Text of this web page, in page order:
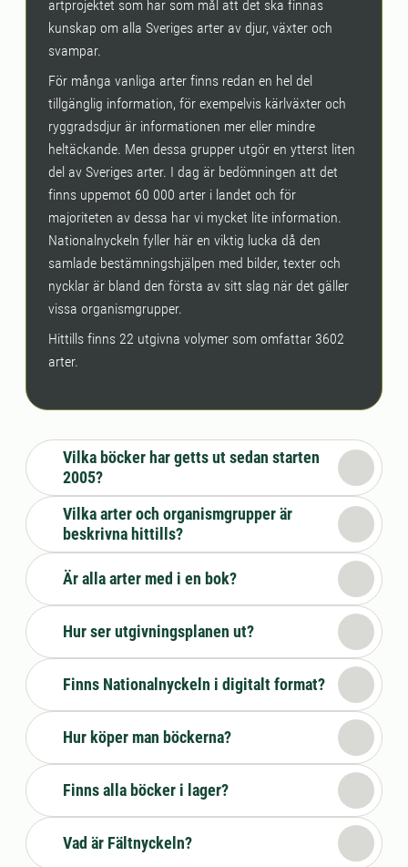
artprojektet som har som mål att det ska finnas
kunskap om alla Sveriges arter av djur, växter och
svampar.
För många vanliga arter finns redan en hel del
tillgänglig information, för exempelvis kärlväxter och
ryggradsdjur är informationen mer eller mindre
heltäckande. Men dessa grupper utgör en ytterst liten
del av Sveriges arter. I dag är bedömningen att det
finns uppemot 60 000 arter i landet och för
majoriteten av dessa har vi mycket lite information.
Nationalnyckeln fyller här en viktig lucka då den
samlade bestämningshjälpen med bilder, texter och
nycklar är bland den första av sitt slag när det gäller
vissa organismgrupper.
Hittills finns 22 utgivna volymer som omfattar 3602
arter.
Vilka böcker har getts ut sedan starten
2005?
Vilka arter och organismgrupper är
beskrivna hittills?
Är alla arter med i en bok?
Hur ser utgivningsplanen ut?
Finns Nationalnyckeln i digitalt format?
Hur köper man böckerna?
Finns alla böcker i lager?
Vad är Fältnyckeln?